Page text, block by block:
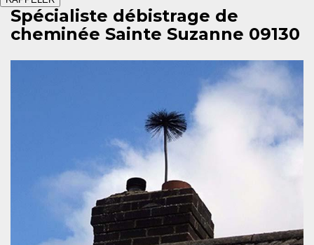
Spécialiste débistrage de
cheminée Sainte Suzanne 09130